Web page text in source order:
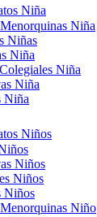
Niña
Niña
Niñas
Niña
Niña
Niña
Niña
Niños
Niños
Niños
Niños
Niño